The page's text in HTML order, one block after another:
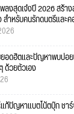
ลงสุดเจ๋งปี 2026 สร้า
ำหรับคนรักดนตรีและค
อดฮิตและปัญหาพบบ่อ
ด้วยตัวเอง
ก้ปัญหาแบตโน้ตบุ๊ก ชาร์